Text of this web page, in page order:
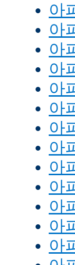
아
아
아
아
아
아
아
아
아
아
아
아
아